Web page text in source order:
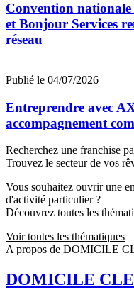
Convention
et Bonjour Services
réseau
Publié le 04/07/2026
Entreprendre avec
accompagnement
Recherchez une franchise
Trouvez le secteur de vos
Vous souhaitez ouvrir une
d'activité particulier ?
Découvrez toutes les
Voir toutes les thématiques
A propos de DOMICILE
DOMICILE